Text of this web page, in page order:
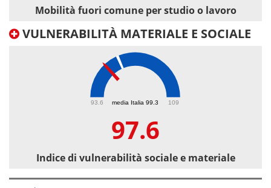
Mobilità fuori comune per studio o lavoro
VULNERABILITÀ MATERIALE E SOCIALE
media Italia 99.3
93.6 109
97.6
Indice di vulnerabilità sociale e materiale